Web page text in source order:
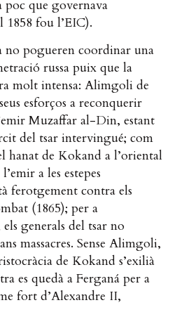
que governava
1858 fou l’EIC).
no pogueren coordinar una
russa puix que la
molt intensa: Alimgoli de
esforços a reconquerir
Muzaffar al-Din, estant
del tsar intervingué; com
hanat de Kokand a l’oriental
a les estepes
ferotgement contra els
(1865); per a
generals del tsar no
massacres. Sense Alimgoli,
de Kokand s’exilià
es quedà a Ferganá per a
fort d’Alexandre II,